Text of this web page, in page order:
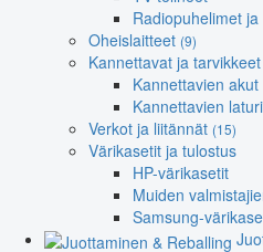
Radiopuhelimet ja
Oheislaitteet (9)
Kannettavat ja tarvikkeet
Kannettavien akut
Kannettavien
Verkot ja liitännät (15)
Värikasetit ja tulostus
HP-värikasetit
Muiden
Samsung-